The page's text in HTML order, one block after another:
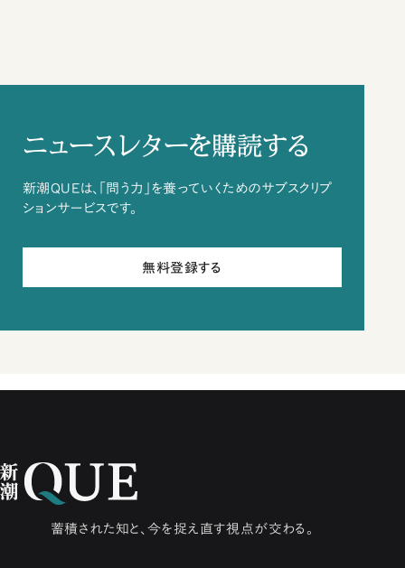
ニュースレターを購読する
新潮QUEは、「問う力」を養っていくためのサブスクリプ
ションサービスです。
無料登録する
蓄積された知と、今を捉え直す視点が交わる。